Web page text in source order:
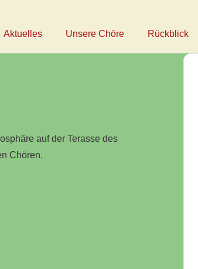
Aktuelles Unsere Chöre Rückblick
auf der Terasse des
Chören.